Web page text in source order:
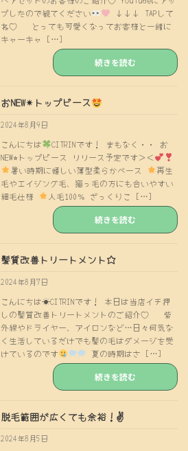
プしたので観てください
↓↓↓ TAPして
ね♡ とっても可愛くなってお客様と一緒に
キャーキャ […]
続きを読む
おNEW✴︎トップピース
2024年8月9日
こんにちは
CITRINです！ まもなく・・ お
NEW⭐︎トップピース リリース予定です＞＜
暑い時期に嬉しい薄型柔らかベース
再生
毛やエイジング毛、猫っ毛の方にも合いやすい
細毛仕様
人毛100％ ざっくりこ […]
続きを読む
髪質改善トリートメント☆
2024年8月7日
こんにちは☀CITRINです！ 本日は当店イチ押
しの髪質改善トリートメントのご紹介♡ 紫
外線やドライヤー、アイロンなど…日々何気な
く生活しているだけでも髪の毛はダメージを受
けているのです
夏の時期はさ […]
続きを読む
脱毛範囲が広くても余裕！✌️
2024年8月5日